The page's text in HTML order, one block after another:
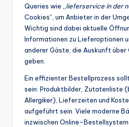
Queries wie „ lieferservice in der
Cookies“, um Anbieter in der
Wichtig sind dabei aktuelle
Informationen zu Lieferoptionen
anderer Gäste, die Auskunft
geben.
Ein effizienter Bestellprozess
sein: Produktbilder, Zutatenliste
Allergiker), Lieferzeiten und
aufgeführt sein. Viele moderne
inzwischen Online-